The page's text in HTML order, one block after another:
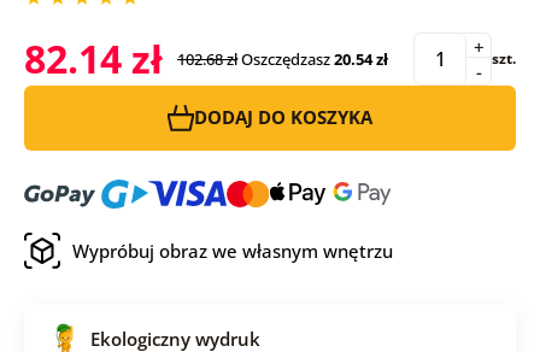
82.14 zł 102.68 złOszczędzasz20.54 zł -
+ szt.
DODAJ DO KOSZYKA
Wypróbuj obraz we własnym wnętrzu
Ekologiczny wydruk